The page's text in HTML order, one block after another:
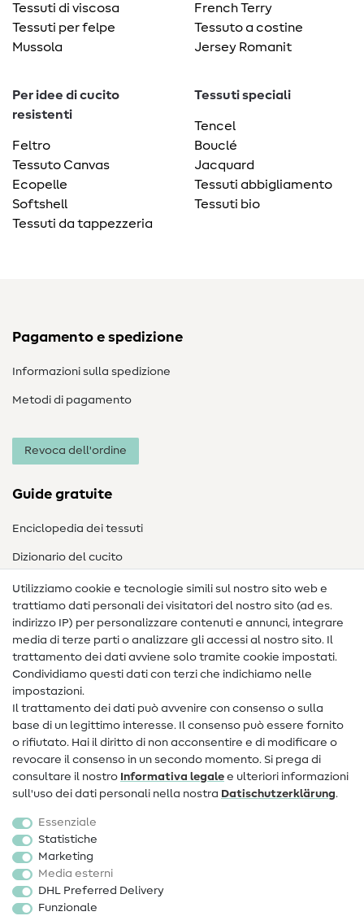
Tessuti di viscosa
Tessuti per felpe
Mussola
French Terry
Tessuto a costine
Jersey Romanit
Per idee di cucito
resistenti
Feltro
Tessuto Canvas
Ecopelle
Softshell
Tessuti da tappezzeria
Tessuti speciali
Tencel
Bouclé
Jacquard
Tessuti abbigliamento
Tessuti bio
Pagamento e spedizione
Informazioni sulla spedizione
Metodi di pagamento
Revoca dell'ordine
Guide gratuite
Enciclopedia dei tessuti
Dizionario del cucito
Nähanleitungen
Assistenza e contatto
Contatto
Informazioni sul nuovo proprietario
FAQ
Diritto di recesso
Popolare
Accessori cucito
Sale
Utilizziamo cookie e tecnologie simili sul nostro sito web e
trattiamo dati personali dei visitatori del nostro sito (ad es.
indirizzo IP) per personalizzare contenuti e annunci, integrare
media di terze parti o analizzare gli accessi al nostro sito. Il
trattamento dei dati avviene solo tramite cookie impostati.
Condividiamo questi dati con terzi che indichiamo nelle
impostazioni.
Il trattamento dei dati può avvenire con consenso o sulla
base di un legittimo interesse. Il consenso può essere fornito
o rifiutato. Hai il diritto di non acconsentire e di modificare o
revocare il consenso in un secondo momento. Si prega di
consultare il nostro Informativa legale e ulteriori informazioni
sull'uso dei dati personali nella nostra Dati­schutz­erklärung.
Essenziale
Statistiche
Marketing
Media esterni
DHL Preferred Delivery
Funzionale